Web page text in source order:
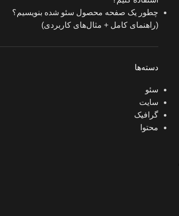
چطور یک صفحه محصول سئو شده بنویسیم؟
(راهنمای کامل + مثال‌های کاربردی)
دسته‌ها
سئو
سایت
گرافیک
محتوا